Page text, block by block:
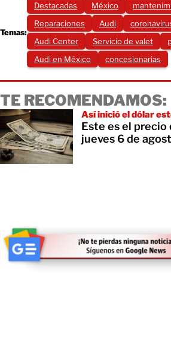
Temas:
Destacadas México
Reparaciones
Audi
Audi Center
Servicio de valet
Audi en México
concesionarias
TE RECOMENDAMOS:
Así inició el dólar
Este es el precio
jueves 6 de